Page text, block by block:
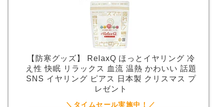
【防寒グッズ】 RelaxQ ほっとイヤリング 冷
え性 快眠 リラックス 血流 温熱 かわいい 話題
SNS イヤリング ピアス 日本製 クリスマス プ
レゼント